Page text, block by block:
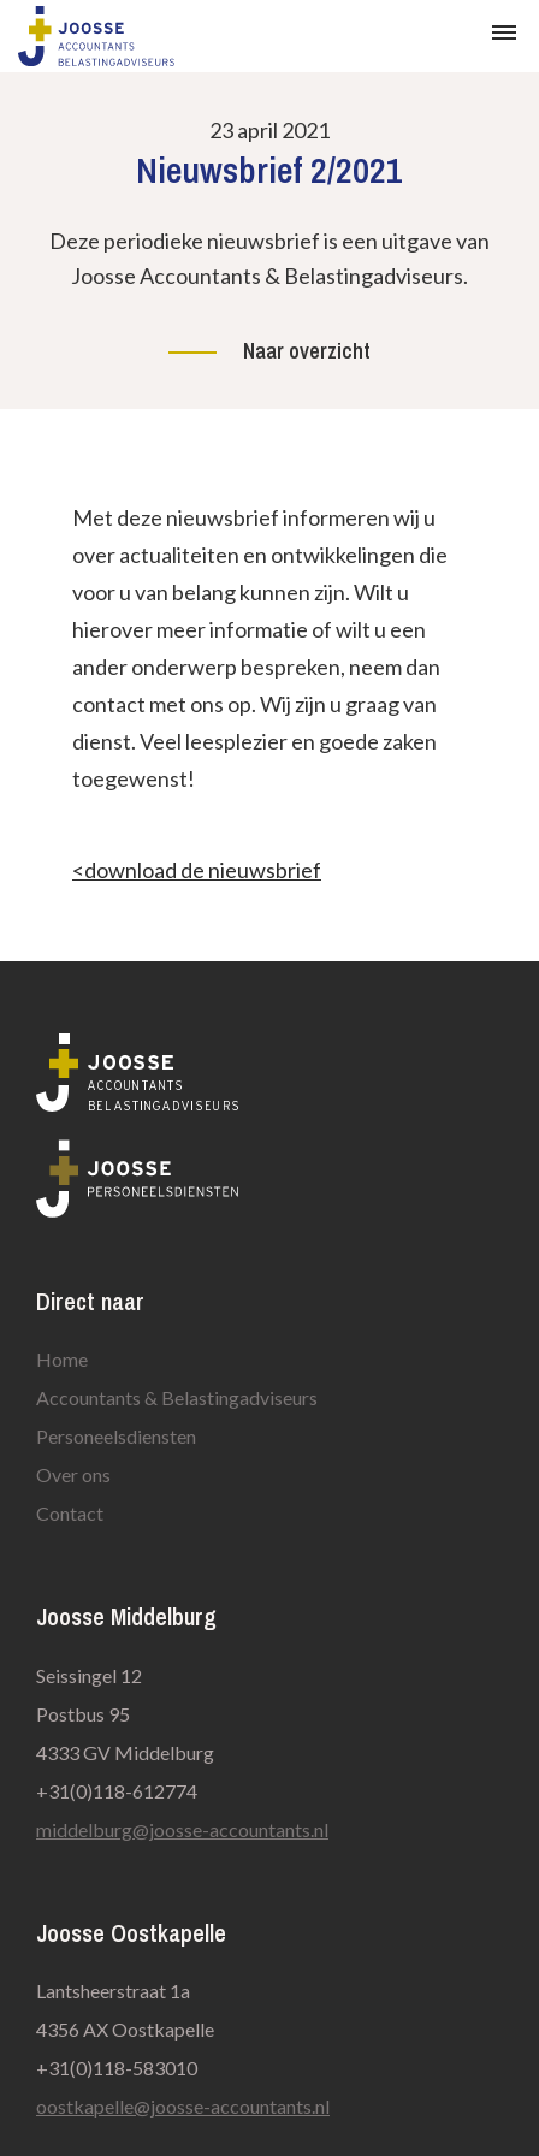
23 april 2021
Nieuwsbrief 2/2021
Deze periodieke nieuwsbrief is een uitgave van
Joosse Accountants & Belastingadviseurs.
Naar overzicht
Met deze nieuwsbrief informeren wij u
over actualiteiten en ontwikkelingen die
voor u van belang kunnen zijn. Wilt u
hierover meer informatie of wilt u een
ander onderwerp bespreken, neem dan
contact met ons op. Wij zijn u graag van
dienst. Veel leesplezier en goede zaken
toegewenst!
<download de nieuwsbrief
Direct naar
Home
Accountants & Belastingadviseurs
Personeelsdiensten
Over ons
Contact
Joosse Middelburg
Seissingel 12
Postbus 95
4333 GV Middelburg
+31(0)118-612774
middelburg@joosse-accountants.nl
Joosse Oostkapelle
Lantsheerstraat 1a
4356 AX Oostkapelle
+31(0)118-583010
oostkapelle@joosse-accountants.nl